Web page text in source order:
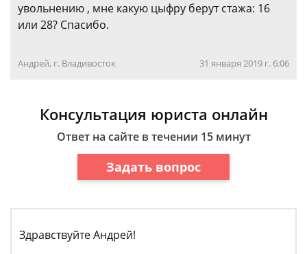
увольнению , мне какую цыфру берут стажа: 16
или 28? Спасибо.
Андрей, г. Владивосток 31 января 2019 г. 6:06
Консультация юриста онлайн
Ответ на сайте в течении 15 минут
Задать вопрос
Здравствуйте Андрей!